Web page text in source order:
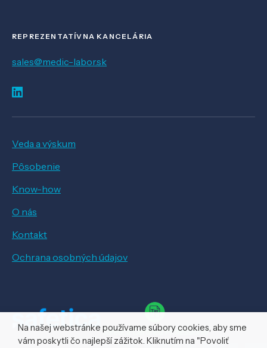
REPREZENTATÍVNA KANCELÁRIA
sales@medic-labor.sk
Veda a výskum
Pôsobenie
Know-how
O nás
Kontakt
Ochrana osobných údajov
Na našej webstránke používame súbory cookies, aby sme
vám poskytli čo najlepší zážitok. Kliknutím na "Povoliť